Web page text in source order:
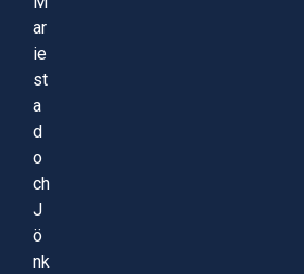
ar
ie
st
a
d
o
ch
J
ö
nk